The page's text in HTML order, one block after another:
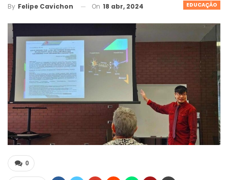
EDUCAÇÃO
By Felipe Cavichon On 18 abr, 2024
0